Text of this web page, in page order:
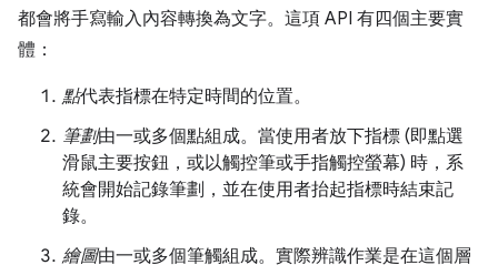
都會將手寫輸入內容轉換為文字。這項 API 有四個主要實
體：
點代表指標在特定時間的位置。
筆劃由一或多個點組成。當使用者放下指標 (即點選
滑鼠主要按鈕，或以觸控筆或手指觸控螢幕) 時，系
統會開始記錄筆劃，並在使用者抬起指標時結束記
錄。
繪圖由一或多個筆觸組成。實際辨識作業是在這個層